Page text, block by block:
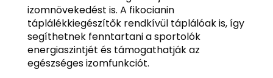
izomnövekedést is. A fikocianin
táplálékkiegészítők rendkívül táplálóak is, így
segíthetnek fenntartani a sportolók
energiaszintjét és támogathatják az
egészséges izomfunkciót.